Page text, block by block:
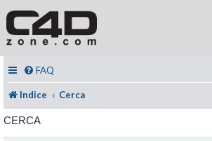
FAQ
Indice Cerca
CERCA